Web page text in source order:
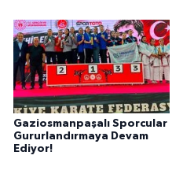
Gaziosmanpaşalı Sporcular
Gururlandırmaya Devam
Ediyor!